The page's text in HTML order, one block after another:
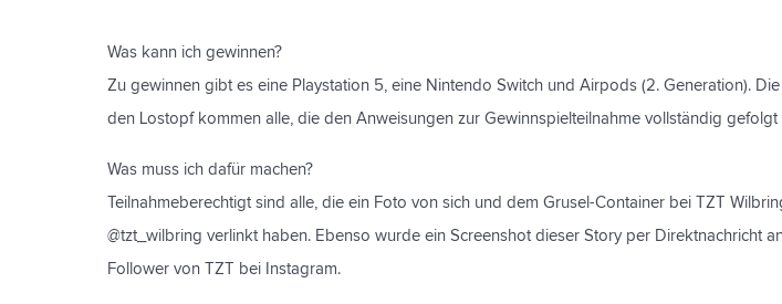
Was kann ich gewinnen?
Zu gewinnen gibt es eine Playstation 5, eine Nintendo Switch und Airpods (2. Generation).
den Lostopf kommen alle, die den Anweisungen zur Gewinnspielteilnahme vollständig gefolgt
Was muss ich dafür machen?
Teilnahmeberechtigt sind alle, die ein Foto von sich und dem Grusel-Container bei TZT
@tzt_wilbring verlinkt haben. Ebenso wurde ein Screenshot dieser Story per Direktnachricht
Follower von TZT bei Instagram.